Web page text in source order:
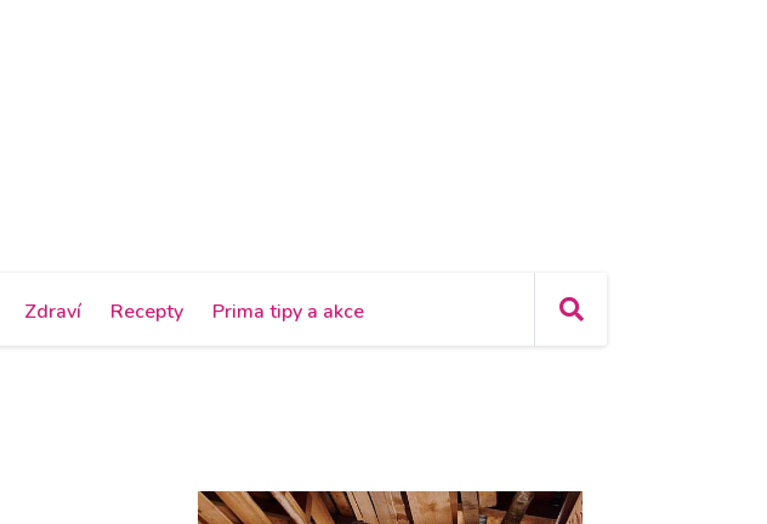
Zdraví Recepty Prima tipy a akce